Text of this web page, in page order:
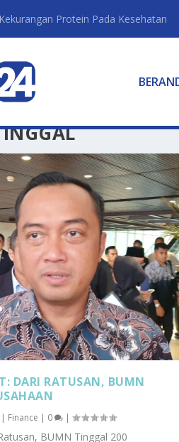
Protein Pada Kesehatan
DARI RATUSAN, BUMN
| Finance | 0 |
BUMN Tinggal 200